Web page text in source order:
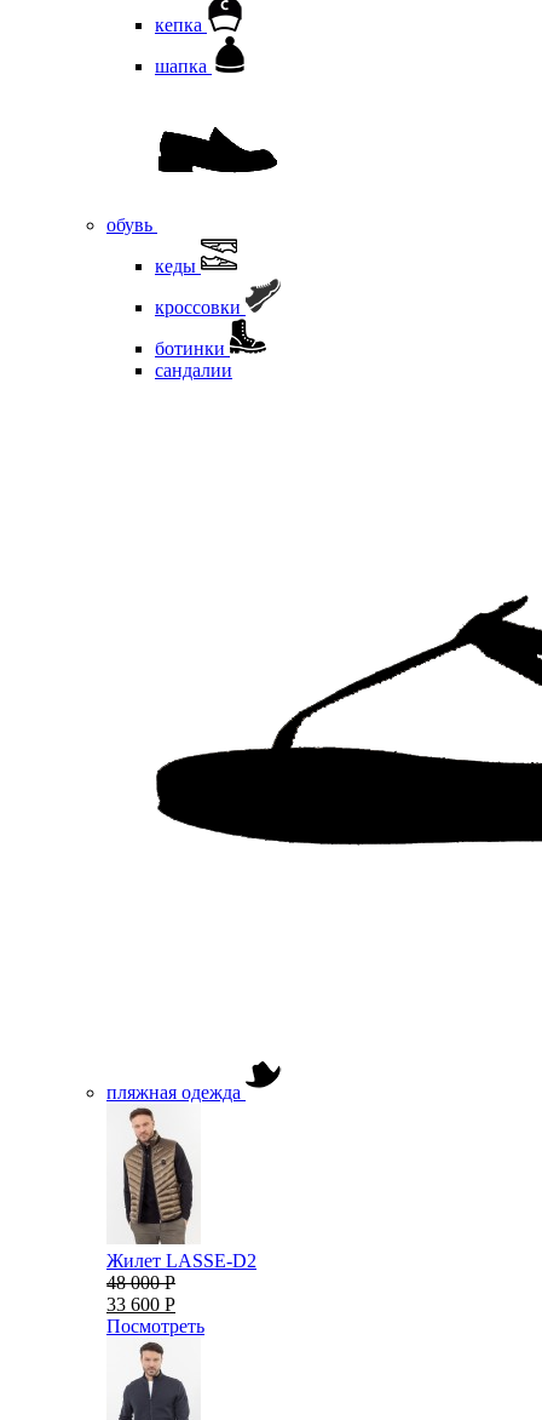
кепка
шапка
обувь
кеды
кроссовки
ботинки
сандалии
пляжная одежда
Жилет LASSE-D2
48 000 Р
33 600 Р
Посмотреть